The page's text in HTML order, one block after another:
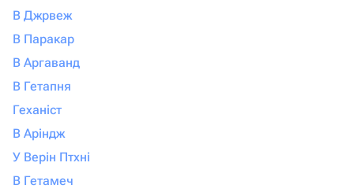
В Джрвеж
В Паракар
В Аргаванд
В Гетапня
Геханіст
В Аріндж
У Верін Птхні
В Гетамеч